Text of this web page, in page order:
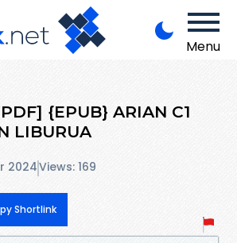
Menu
{EPUB} ARIAN C1
LIBURUA
2024Views: 169
Shortlink